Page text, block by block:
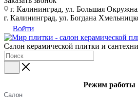
г. Калининград, ул. Большая
г. Калининград, ул. Богдана
Войти
Салон керамической плитки и
Режим работы
Салон